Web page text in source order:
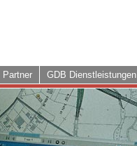
Partner GDB Dienstleistungen